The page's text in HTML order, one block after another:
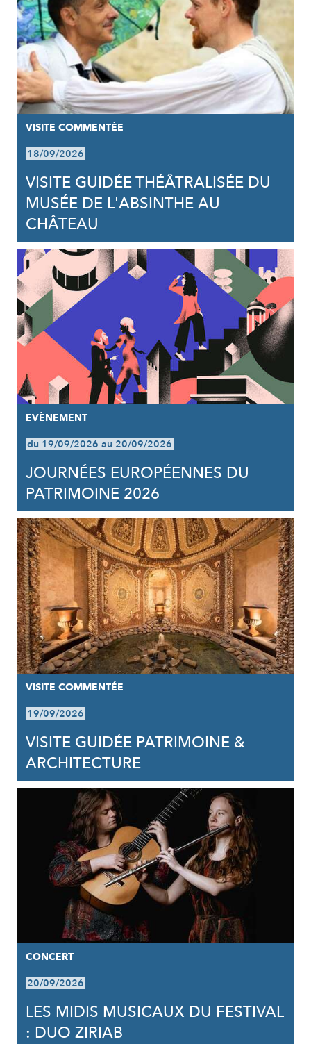
VISITE COMMENTÉE
18/09/2026
VISITE GUIDÉE THÉÂTRALISÉE DU
MUSÉE DE L'ABSINTHE AU
CHÂTEAU
EVÈNEMENT
du 19/09/2026 au 20/09/2026
JOURNÉES EUROPÉENNES DU
PATRIMOINE 2026
VISITE COMMENTÉE
19/09/2026
VISITE GUIDÉE PATRIMOINE &
ARCHITECTURE
CONCERT
20/09/2026
LES MIDIS MUSICAUX DU FESTIVAL
: DUO ZIRIAB